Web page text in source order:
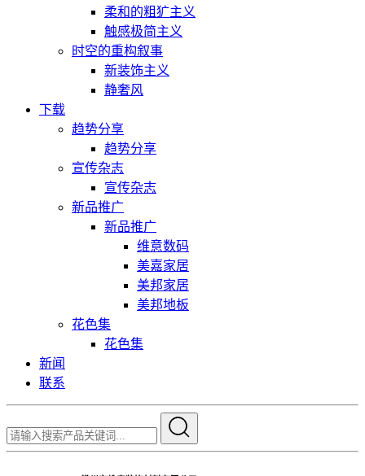
柔和的粗犷主义
触感极简主义
时空的重构叙事
新装饰主义
静奢风
下载
趋势分享
趋势分享
宣传杂志
宣传杂志
新品推广
新品推广
维意数码
美嘉家居
美邦家居
美邦地板
花色集
花色集
新闻
联系